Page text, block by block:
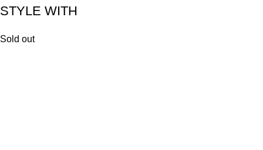
STYLE WITH
Sold out